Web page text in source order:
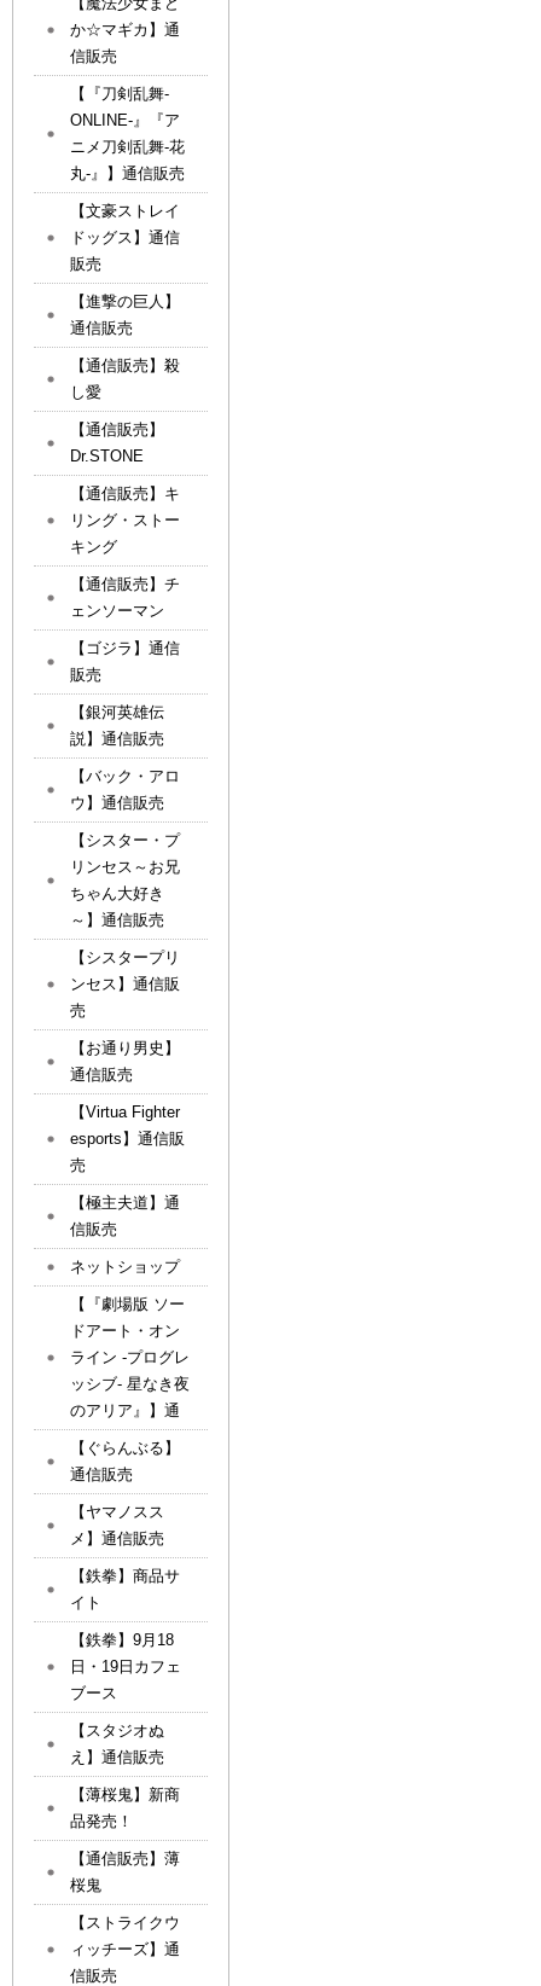
か☆マギカ】通
信販売
【『刀剣乱舞-
ONLINE-』『ア
ニメ刀剣乱舞-花
丸-』】通信販売
【文豪ストレイ
ドッグス】通信
販売
【進撃の巨人】
通信販売
【通信販売】殺
し愛
【通信販売】
Dr.STONE
【通信販売】キ
リング・ストー
キング
【通信販売】チ
ェンソーマン
【ゴジラ】通信
販売
【銀河英雄伝
説】通信販売
【バック・アロ
ウ】通信販売
【シスター・プ
リンセス～お兄
ちゃん大好き
～】通信販売
【シスタープリ
ンセス】通信販
売
【お通り男史】
通信販売
【Virtua Fighter
esports】通信販
売
【極主夫道】通
信販売
ネットショップ
【『劇場版 ソー
ドアート・オン
ライン -プログレ
ッシブ- 星なき夜
のアリア』】通
【ぐらんぶる】
通信販売
【ヤマノスス
メ】通信販売
【鉄拳】商品サ
イト
【鉄拳】9月18
日・19日カフェ
ブース
【スタジオぬ
え】通信販売
【薄桜鬼】新商
品発売！
【通信販売】薄
桜鬼
【ストライクウ
ィッチーズ】通
信販売